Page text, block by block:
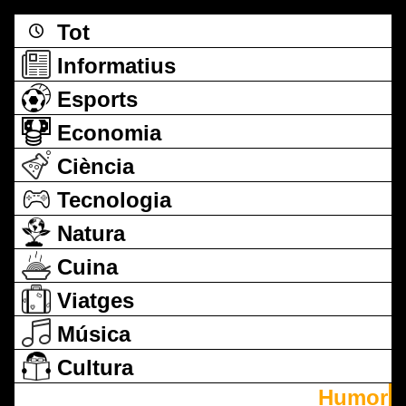
Tot
Informatius
Esports
Economia
Ciència
Tecnologia
Natura
Cuina
Viatges
Música
Cultura
Humor